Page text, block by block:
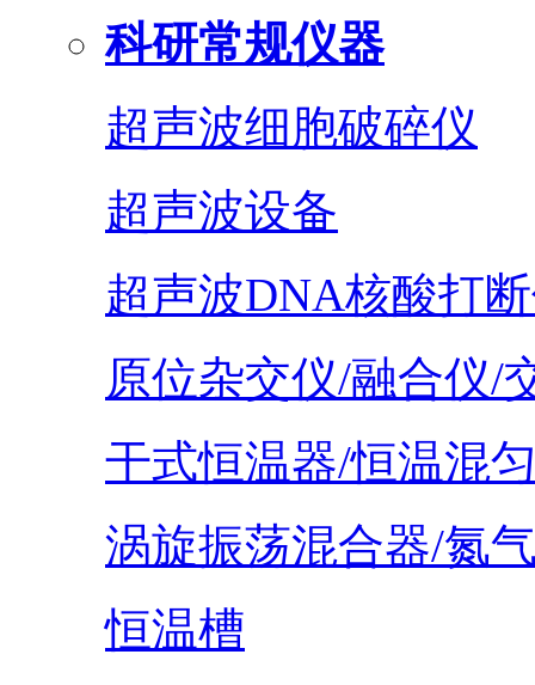
科研常规仪器
超声波细胞破碎仪
超声波设备
超声波DNA核酸打
原位杂交仪/融合仪/
干式恒温器/恒温混
涡旋振荡混合器/氮
恒温槽